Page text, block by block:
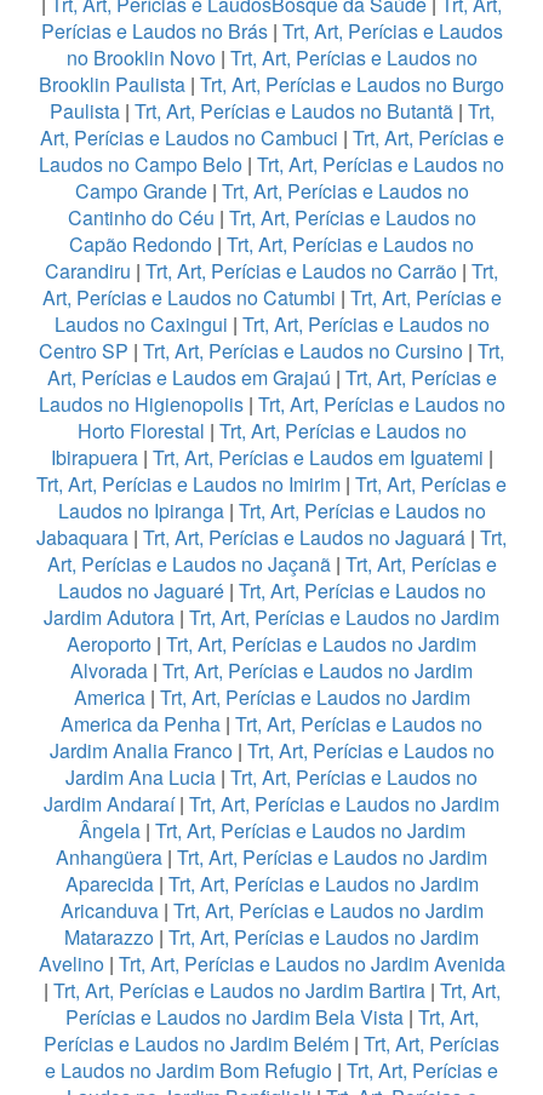
Perícias e Laudos no Brás| Trt, Art, Perícias e Laudos
no Brooklin Novo| Trt, Art, Perícias e Laudos no
Brooklin Paulista | Trt, Art, Perícias e Laudos no Burgo
Paulista| Trt, Art, Perícias e Laudos no Butantã| Trt,
Art, Perícias e Laudos no Cambuci | Trt, Art, Perícias e
Laudos no Campo Belo | Trt, Art, Perícias e Laudos no
Campo Grande| Trt, Art, Perícias e Laudos no
Cantinho do Céu | Trt, Art, Perícias e Laudos no
Capão Redondo | Trt, Art, Perícias e Laudos no
Carandiru | Trt, Art, Perícias e Laudos no Carrão | Trt,
Art, Perícias e Laudos no Catumbi | Trt, Art, Perícias e
Laudos no Caxingui | Trt, Art, Perícias e Laudos no
Centro SP | Trt, Art, Perícias e Laudos no Cursino | Trt,
Art, Perícias e Laudos em Grajaú | Trt, Art, Perícias e
Laudos no Higienopolis| Trt, Art, Perícias e Laudos no
Horto Florestal | Trt, Art, Perícias e Laudos no
Ibirapuera| Trt, Art, Perícias e Laudos em Iguatemi |
Trt, Art, Perícias e Laudos no Imirim | Trt, Art, Perícias e
Laudos no Ipiranga| Trt, Art, Perícias e Laudos no
Jabaquara | Trt, Art, Perícias e Laudos no Jaguará | Trt,
Art, Perícias e Laudos no Jaçanã| Trt, Art, Perícias e
Laudos no Jaguaré| Trt, Art, Perícias e Laudos no
Jardim Adutora | Trt, Art, Perícias e Laudos no Jardim
Aeroporto | Trt, Art, Perícias e Laudos no Jardim
Alvorada | Trt, Art, Perícias e Laudos no Jardim
America| Trt, Art, Perícias e Laudos no Jardim
America da Penha | Trt, Art, Perícias e Laudos no
Jardim Analia Franco| Trt, Art, Perícias e Laudos no
Jardim Ana Lucia | Trt, Art, Perícias e Laudos no
Jardim Andaraí| Trt, Art, Perícias e Laudos no Jardim
Ângela| Trt, Art, Perícias e Laudos no Jardim
Anhangüera | Trt, Art, Perícias e Laudos no Jardim
Aparecida| Trt, Art, Perícias e Laudos no Jardim
Aricanduva| Trt, Art, Perícias e Laudos no Jardim
Matarazzo | Trt, Art, Perícias e Laudos no Jardim
Avelino| Trt, Art, Perícias e Laudos no Jardim Avenida
| Trt, Art, Perícias e Laudos no Jardim Bartira| Trt, Art,
Perícias e Laudos no Jardim Bela Vista| Trt, Art,
Perícias e Laudos no Jardim Belém | Trt, Art, Perícias
e Laudos no Jardim Bom Refugio | Trt, Art, Perícias e